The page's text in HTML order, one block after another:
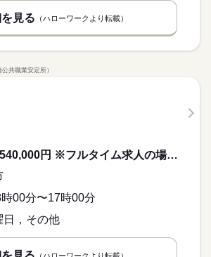
見る （ハローワークより転載）
共職業安定所）
330,000円〜540,000円 ※フルタイム求人の場合は月額（換算額）、パート求人の場合は時間額を表示しています。
00分〜17時00分
日，その他
（ハローワークより転載）